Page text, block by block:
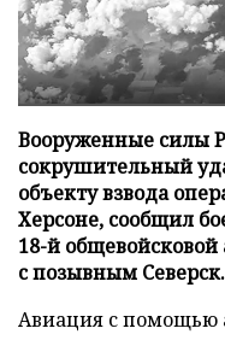
Вооруженные силы
сокрушительный
объекту взвода
Херсоне, сообщил
18-й
с позывным Северск.
Авиация с помощью